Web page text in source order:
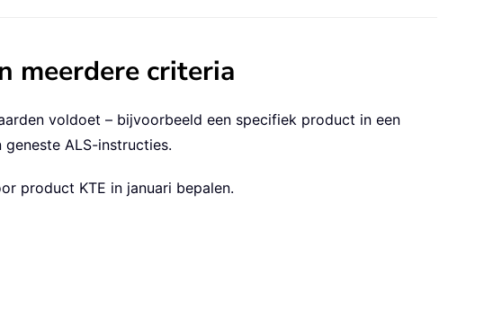
meerdere criteria
voldoet – bijvoorbeeld een specifiek product in een
ALS-instructies.
product KTE in januari bepalen.